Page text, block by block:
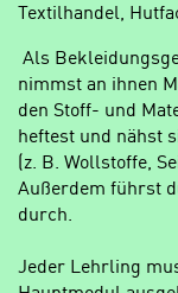
Textilhandel,
Als
nimmst an ihnen
den Stoff- und
heftest und nähst
(z. B. Wollstoffe,
Außerdem führst
durch.
Jeder Lehrling